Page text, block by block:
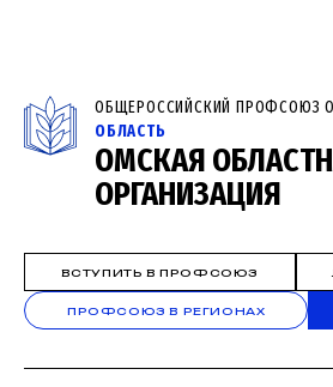
ОБЩЕРОССИЙСКИЙ ПРОФСОЮЗ
ОБЛАСТЬ
ОМСКАЯ
ОРГАНИЗАЦИЯ
ВСТУПИТЬ В ПРОФСОЮЗ
ПРОФСОЮЗ В РЕГИОНАХ